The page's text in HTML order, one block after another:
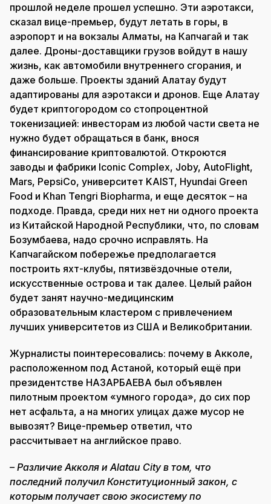
прошлой неделе прошел успешно. Эти аэротакси,
сказал вице-премьер, будут летать в горы, в
аэропорт и на вокзалы Алматы, на Капчагай и так
далее. Дроны-доставщики грузов войдут в нашу
жизнь, как автомобили внутреннего сгорания, и
даже больше. Проекты зданий Алатау будут
адаптированы для аэротакси и дронов. Еще Алатау
будет криптогородом со стопроцентной
токенизацией: инвесторам из любой части света не
нужно будет обращаться в банк, внося
финансирование криптовалютой. Откроются
заводы и фабрики Iconic Complex, Joby, AutoFlight,
Mars, PepsiCo, университет KAIST, Hyundai Green
Food и Khan Tengri Biopharma, и еще десяток – на
подходе. Правда, среди них нет ни одного проекта
из Китайской Народной Республики, что, по словам
Бозумбаева, надо срочно исправлять. На
Капчагайском побережье предполагается
построить яхт-клубы, пятизвёздочные отели,
искусственные острова и так далее. Целый район
будет занят научно-медицинским
образовательным кластером с привлечением
лучших университетов из США и Великобритании.
Журналисты поинтересовались: почему в Акколе,
расположенном под Астаной, который ещё при
президентстве НАЗАРБАЕВА был объявлен
пилотным проектом «умного города», до сих пор
нет асфальта, а на многих улицах даже мусор не
вывозят? Вице-премьер ответил, что
рассчитывает на английское право.
– Различие Акколя и Alatau City в том, что
последний получил Конституционный закон, с
которым получает свою экосистему по